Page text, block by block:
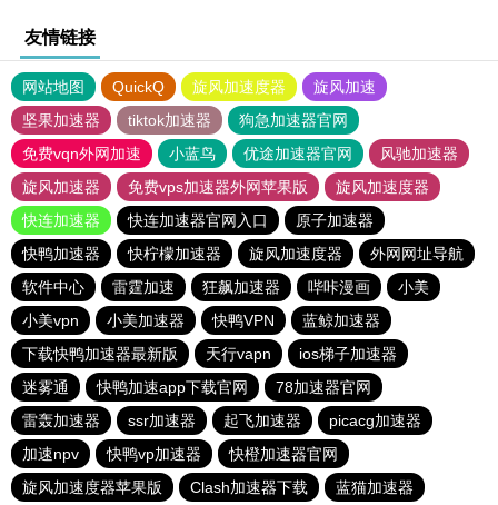
友情链接
网站地图 QuickQ 旋风加速度器
旋风加速
坚果加速器
tiktok加速器
狗急加速器官网
免费vqn外网加速
小蓝鸟 优途加速器官网
风驰加速器
旋风加速器
免费vps加速器外网苹果版
旋风加速度器
快连加速器
快连加速器官网入口
原子加速器
快鸭加速器
快柠檬加速器 旋风加速度器
外网网址导航
软件中心
雷霆加速 狂飙加速器 哔咔漫画
小美
小美vpn
小美加速器 快鸭VPN
蓝鲸加速器
下载快鸭加速器最新版
天行vapn
ios梯子加速器
迷雾通
快鸭加速app下载官网
78加速器官网
雷轰加速器
ssr加速器 起飞加速器
picacg加速器
加速npv
快鸭vp加速器
快橙加速器官网
旋风加速度器苹果版
Clash加速器下载 蓝猫加速器